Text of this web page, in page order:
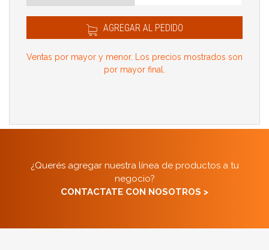
AGREGAR AL PEDIDO
Ventas por mayor y menor. Los precios mostrados son
por mayor final.
¿Querés agregar nuestra línea de productos a tu
negocio?
CONTACTATE CON NOSOTROS >